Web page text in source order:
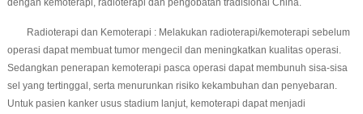
dengan kemoterapi, radioterapi dan pengobatan tradisional China.
Radioterapi dan Kemoterapi : Melakukan radioterapi/kemoterapi sebelum
operasi dapat membuat tumor mengecil dan meningkatkan kualitas operasi.
Sedangkan penerapan kemoterapi pasca operasi dapat membunuh sisa-sisa
sel yang tertinggal, serta menurunkan risiko kekambuhan dan penyebaran.
Untuk pasien kanker usus stadium lanjut, kemoterapi dapat menjadi